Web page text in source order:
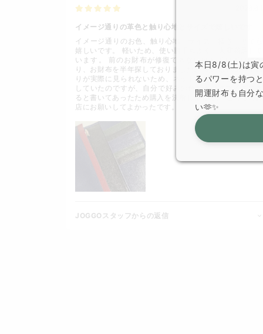
イメージ通りの革色と触り心地とサイズで嬉しいです
イメージ通りのお色、触り心地、サイズ、軽さ、とても
嬉しいです。 軽いため、使い勝手もよく、大変満足して
います。 前のお財布が修復できないほどボロボロにな
り、お財布を半年探しておりました。 初めは色味や手触
りが実際に見られないため、ネットでの購入自体を懸念
していたのですが、自分で好みの色をカスタマイズでき
ると書いてあったため購入を決断しました。 こちらのお
店にお願いしてよかったです。
JOGGOスタッフからの返信
本日8/8(土)は寅
るパワーを持つ
開運財布も自分
い🫶✨